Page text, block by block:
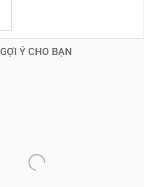
GỢI Ý CHO BẠN